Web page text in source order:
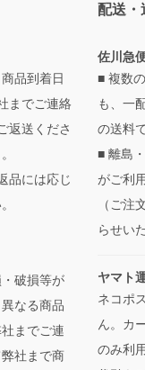
品到着日
までご連絡
返送くださ
品には応じ
破損等が
なる商品
までご連
社まで商
配送・
佐川急
■ 複数
も、一
の送料
■ 離島
がご利
（ご注
らせい
ヤマト
ネコポ
ん。カ
のみ利